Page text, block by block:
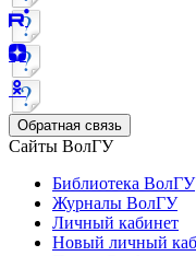
Обратная связь
Сайты ВолГУ
Библиотека ВолГУ
Журналы ВолГУ
Личный кабинет
Новый личный